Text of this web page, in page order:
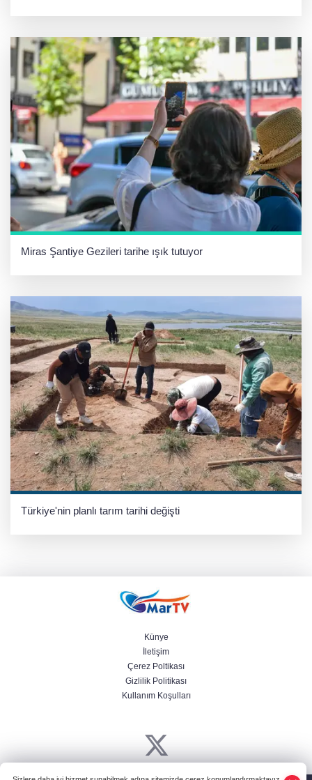
Miras Şantiye Gezileri tarihe ışık tutuyor
Türkiye'nin planlı tarım tarihi değişti
Künye
İletişim
Çerez Poltikası
Gizlilik Politikası
Kullanım Koşulları